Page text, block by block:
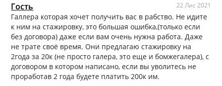
Гость 22 Лис 2021
Галлера которая хочет получить вас в рабство. Не идите
к ним на стажировку, это большая ошибка,(только если
без договора) даже если вам очень нужна работа. Даже
не трате своё время. Они предлагаю стажировку на
2года за 20к (не просто галера, это еще и бомжегалера), с
договором в котором написано, если вы уволитесь не
проработав 2 года будете платить 200к им.